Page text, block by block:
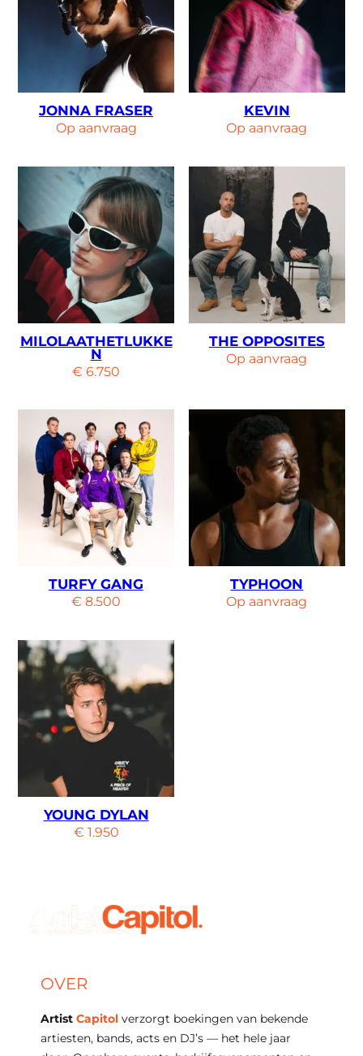
JONNA FRASER
Op aanvraag
KEVIN
Op aanvraag
MILOLAATHETLUKKE
N
€ 6.750
THE OPPOSITES
Op aanvraag
TURFY GANG
€ 8.500
TYPHOON
Op aanvraag
YOUNG DYLAN
€ 1.950
OVER
Artist Capitol verzorgt boekingen van bekende
artiesten, bands, acts en DJ’s — het hele jaar